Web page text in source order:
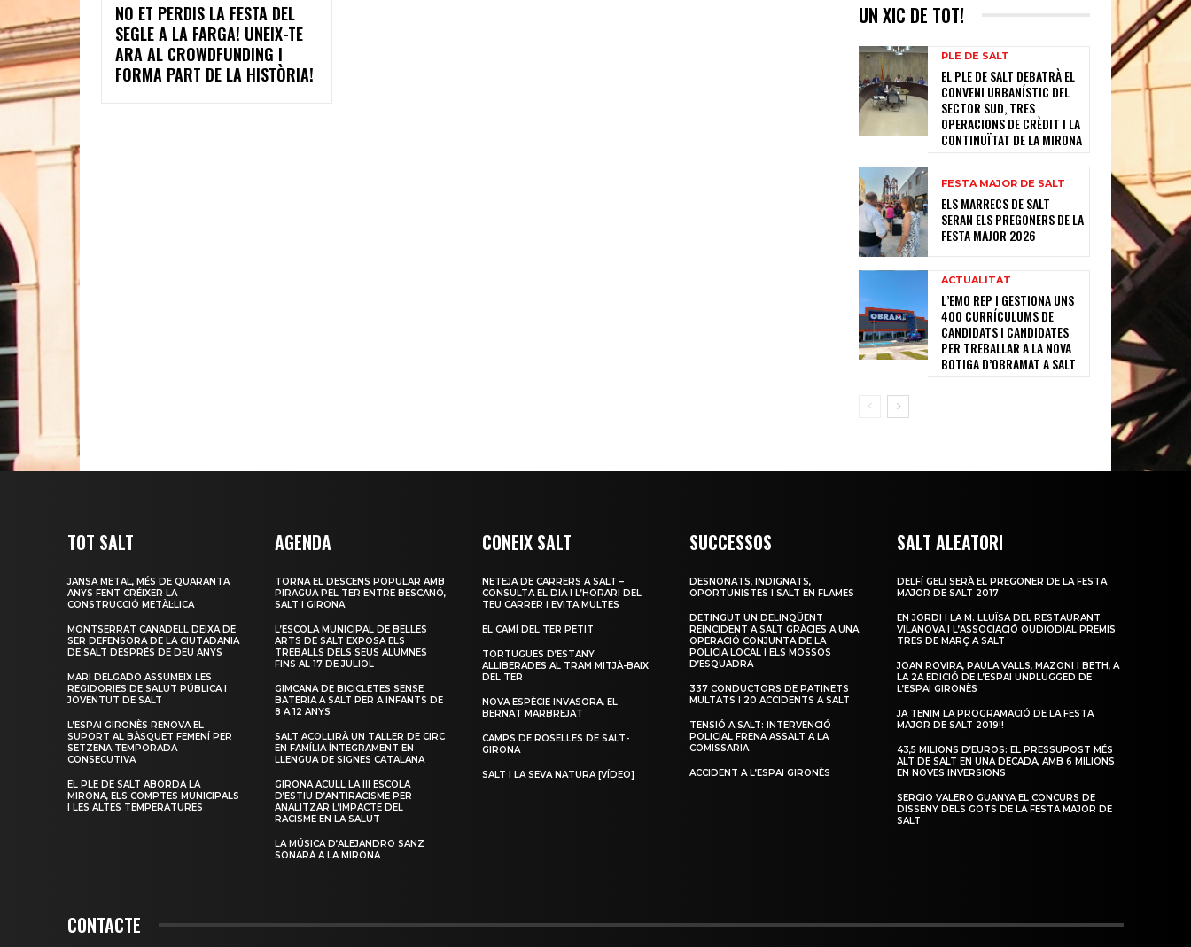
NO ET PERDIS LA FESTA DEL
SEGLE A LA FARGA! UNEIX-TE
ARA AL CROWDFUNDING I
FORMA PART DE LA HISTÒRIA!
UN XIC DE TOT!
PLE DE SALT
EL PLE DE SALT DEBATRÀ EL
CONVENI URBANÍSTIC DEL
SECTOR SUD, TRES
OPERACIONS DE CRÈDIT I LA
CONTINUÏTAT DE LA MIRONA
FESTA MAJOR DE SALT
ELS MARRECS DE SALT
SERAN ELS PREGONERS DE LA
FESTA MAJOR 2026
ACTUALITAT
L’EMO REP I GESTIONA UNS
400 CURRÍCULUMS DE
CANDIDATS I CANDIDATES
PER TREBALLAR A LA NOVA
BOTIGA D’OBRAMAT A SALT
TOT SALT
JANSA METAL, MÉS DE QUARANTA
ANYS FENT CRÉIXER LA
CONSTRUCCIÓ METÀL·LICA
MONTSERRAT CANADELL DEIXA DE
SER DEFENSORA DE LA CIUTADANIA
DE SALT DESPRÉS DE DEU ANYS
MARI DELGADO ASSUMEIX LES
REGIDORIES DE SALUT PÚBLICA I
JOVENTUT DE SALT
L’ESPAI GIRONÈS RENOVA EL
SUPORT AL BÀSQUET FEMENÍ PER
SETZENA TEMPORADA
CONSECUTIVA
EL PLE DE SALT ABORDA LA
MIRONA, ELS COMPTES MUNICIPALS
I LES ALTES TEMPERATURES
AGENDA
TORNA EL DESCENS POPULAR AMB
PIRAGUA PEL TER ENTRE BESCANÓ,
SALT I GIRONA
L’ESCOLA MUNICIPAL DE BELLES
ARTS DE SALT EXPOSA ELS
TREBALLS DELS SEUS ALUMNES
FINS AL 17 DE JULIOL
GIMCANA DE BICICLETES SENSE
BATERIA A SALT PER A INFANTS DE
8 A 12 ANYS
SALT ACOLLIRÀ UN TALLER DE CIRC
EN FAMÍLIA ÍNTEGRAMENT EN
LLENGUA DE SIGNES CATALANA
GIRONA ACULL LA III ESCOLA
D’ESTIU D’ANTIRACISME PER
ANALITZAR L’IMPACTE DEL
RACISME EN LA SALUT
LA MÚSICA D’ALEJANDRO SANZ
SONARÀ A LA MIRONA
CONEIX SALT
NETEJA DE CARRERS A SALT –
CONSULTA EL DIA I L’HORARI DEL
TEU CARRER I EVITA MULTES
EL CAMÍ DEL TER PETIT
TORTUGUES D’ESTANY
ALLIBERADES AL TRAM MITJÀ-BAIX
DEL TER
NOVA ESPÈCIE INVASORA, EL
BERNAT MARBREJAT
CAMPS DE ROSELLES DE SALT-
GIRONA
SALT I LA SEVA NATURA [VÍDEO]
SUCCESSOS
DESNONATS, INDIGNATS,
OPORTUNISTES I SALT EN FLAMES
DETINGUT UN DELINQÜENT
REINCIDENT A SALT GRÀCIES A UNA
OPERACIÓ CONJUNTA DE LA
POLICIA LOCAL I ELS MOSSOS
D’ESQUADRA
337 CONDUCTORS DE PATINETS
MULTATS I 20 ACCIDENTS A SALT
TENSIÓ A SALT: INTERVENCIÓ
POLICIAL FRENA ASSALT A LA
COMISSARIA
ACCIDENT A L’ESPAI GIRONÈS
SALT ALEATORI
DELFÍ GELI SERÀ EL PREGONER DE LA FESTA
MAJOR DE SALT 2017
EN JORDI I LA M. LLUÏSA DEL RESTAURANT
VILANOVA I L’ASSOCIACIÓ OUDIODIAL PREMIS
TRES DE MARÇ A SALT
JOAN ROVIRA, PAULA VALLS, MAZONI I BETH, A
LA 2A EDICIÓ DE L’ESPAI UNPLUGGED DE
L’ESPAI GIRONÈS
JA TENIM LA PROGRAMACIÓ DE LA FESTA
MAJOR DE SALT 2019!!
43,5 MILIONS D’EUROS: EL PRESSUPOST MÉS
ALT DE SALT EN UNA DÈCADA, AMB 6 MILIONS
EN NOVES INVERSIONS
SERGIO VALERO GUANYA EL CONCURS DE
DISSENY DELS GOTS DE LA FESTA MAJOR DE
SALT
CONTACTE